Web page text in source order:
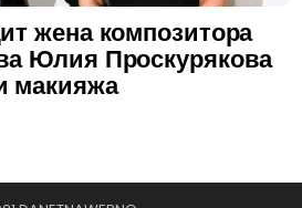
жена композитора
Юлия Проскурякова
макияжа